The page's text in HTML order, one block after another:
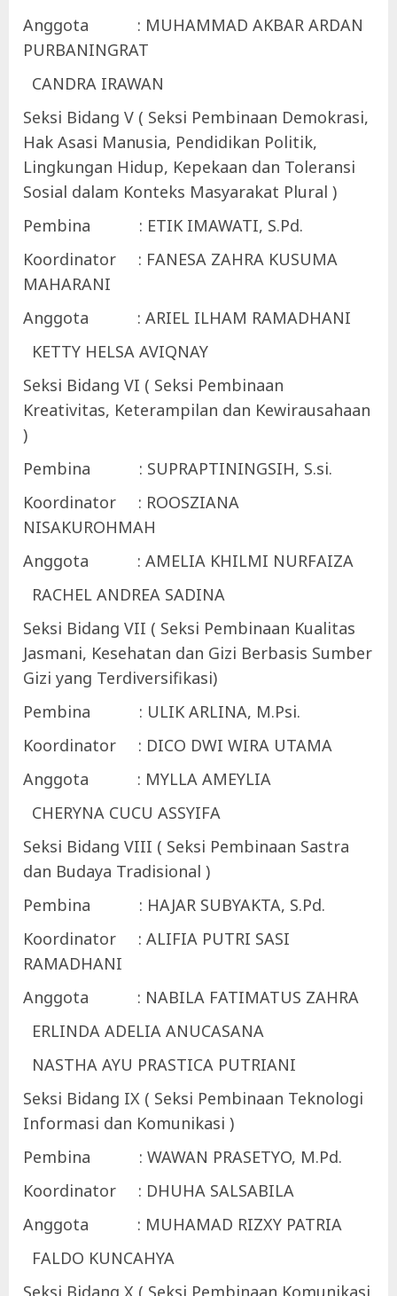
Anggota : MUHAMMAD AKBAR ARDAN
PURBANINGRAT
CANDRA IRAWAN
Seksi Bidang V ( Seksi Pembinaan Demokrasi,
Hak Asasi Manusia, Pendidikan Politik,
Lingkungan Hidup, Kepekaan dan Toleransi
Sosial dalam Konteks Masyarakat Plural )
Pembina : ETIK IMAWATI, S.Pd.
Koordinator : FANESA ZAHRA KUSUMA
MAHARANI
Anggota : ARIEL ILHAM RAMADHANI
KETTY HELSA AVIQNAY
Seksi Bidang VI ( Seksi Pembinaan
Kreativitas, Keterampilan dan Kewirausahaan
)
Pembina : SUPRAPTININGSIH, S.si.
Koordinator : ROOSZIANA
NISAKUROHMAH
Anggota : AMELIA KHILMI NURFAIZA
RACHEL ANDREA SADINA
Seksi Bidang VII ( Seksi Pembinaan Kualitas
Jasmani, Kesehatan dan Gizi Berbasis Sumber
Gizi yang Terdiversifikasi)
Pembina : ULIK ARLINA, M.Psi.
Koordinator : DICO DWI WIRA UTAMA
Anggota : MYLLA AMEYLIA
CHERYNA CUCU ASSYIFA
Seksi Bidang VIII ( Seksi Pembinaan Sastra
dan Budaya Tradisional )
Pembina : HAJAR SUBYAKTA, S.Pd.
Koordinator : ALIFIA PUTRI SASI
RAMADHANI
Anggota : NABILA FATIMATUS ZAHRA
ERLINDA ADELIA ANUCASANA
NASTHA AYU PRASTICA PUTRIANI
Seksi Bidang IX ( Seksi Pembinaan Teknologi
Informasi dan Komunikasi )
Pembina : WAWAN PRASETYO, M.Pd.
Koordinator : DHUHA SALSABILA
Anggota : MUHAMAD RIZXY PATRIA
FALDO KUNCAHYA
Seksi Bidang X ( Seksi Pembinaan Komunikasi